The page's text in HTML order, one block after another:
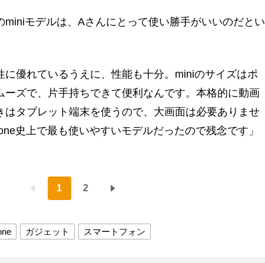
モデルは、Aさんにとって使い勝手がいいのだとい
に優れているうえに、性能も十分。miniのサイズはポ
ーズで、片手持ちできて便利なんです。本格的に動画
はタブレット端末を使うので、大画面は必要ありませ
史上で最も使いやすいモデルだったので残念です」
1 2
ガジェット スマートフォン